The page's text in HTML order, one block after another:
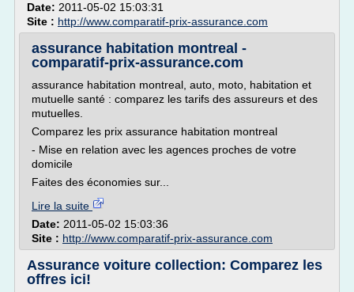
Date: 2011-05-02 15:03:31
Site : http://www.comparatif-prix-assurance.com
assurance habitation montreal -
comparatif-prix-assurance.com
assurance habitation montreal, auto, moto, habitation et
mutuelle santé : comparez les tarifs des assureurs et des
mutuelles.
Comparez les prix assurance habitation montreal
- Mise en relation avec les agences proches de votre
domicile
Faites des économies sur...
Lire la suite
Date: 2011-05-02 15:03:36
Site : http://www.comparatif-prix-assurance.com
Assurance voiture collection: Comparez les
offres ici!